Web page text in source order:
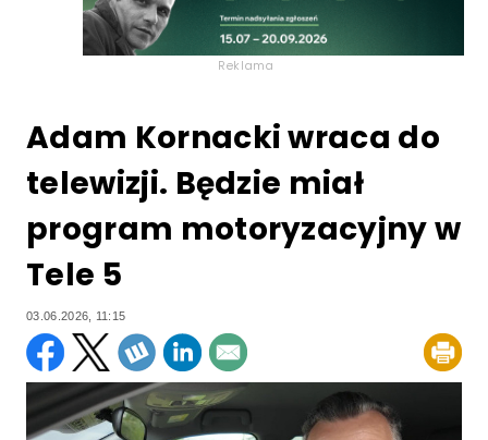
Reklama
Adam Kornacki wraca do
telewizji. Będzie miał
program motoryzacyjny w
Tele 5
03.06.2026, 11:15